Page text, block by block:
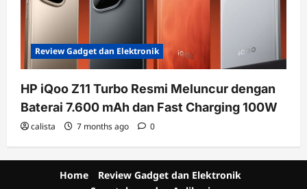
Review Gadget dan Elektronik
HP iQoo Z11 Turbo Resmi Meluncur dengan
Baterai 7.600 mAh dan Fast Charging 100W
calista 7 months ago 0
Home
Review Gadget dan Elektronik